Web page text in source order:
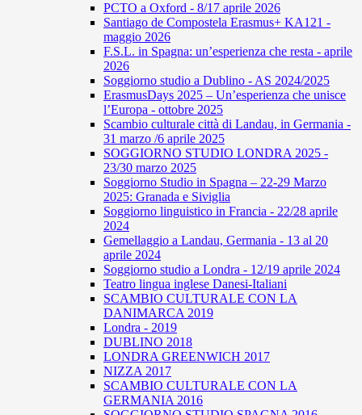
PCTO a Oxford - 8/17 aprile 2026
Santiago de Compostela Erasmus+ KA121 -
maggio 2026
F.S.L. in Spagna: un’esperienza che resta - aprile
2026
Soggiorno studio a Dublino - AS 2024/2025
ErasmusDays 2025 – Un’esperienza che unisce
l’Europa - ottobre 2025
Scambio culturale città di Landau, in Germania -
31 marzo /6 aprile 2025
SOGGIORNO STUDIO LONDRA 2025 -
23/30 marzo 2025
Soggiorno Studio in Spagna – 22-29 Marzo
2025: Granada e Siviglia
Soggiorno linguistico in Francia - 22/28 aprile
2024
Gemellaggio a Landau, Germania - 13 al 20
aprile 2024
Soggiorno studio a Londra - 12/19 aprile 2024
Teatro lingua inglese Danesi-Italiani
SCAMBIO CULTURALE CON LA
DANIMARCA 2019
Londra - 2019
DUBLINO 2018
LONDRA GREENWICH 2017
NIZZA 2017
SCAMBIO CULTURALE CON LA
GERMANIA 2016